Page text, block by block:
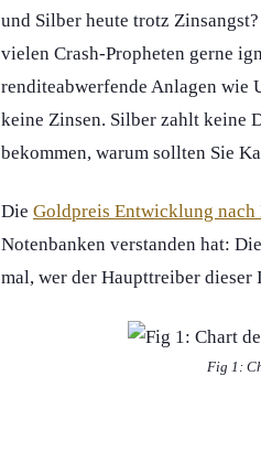
und Silber heute trotz
vielen Crash-Propheten gerne
renditeabwerfende Anlagen wie
keine Zinsen. Silber zahlt keine
bekommen, warum sollten Sie
Die Goldpreis Entwicklung nach
Notenbanken verstanden hat:
mal, wer der Haupttreiber
Fig 1: